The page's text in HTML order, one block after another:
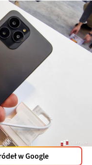
w Google